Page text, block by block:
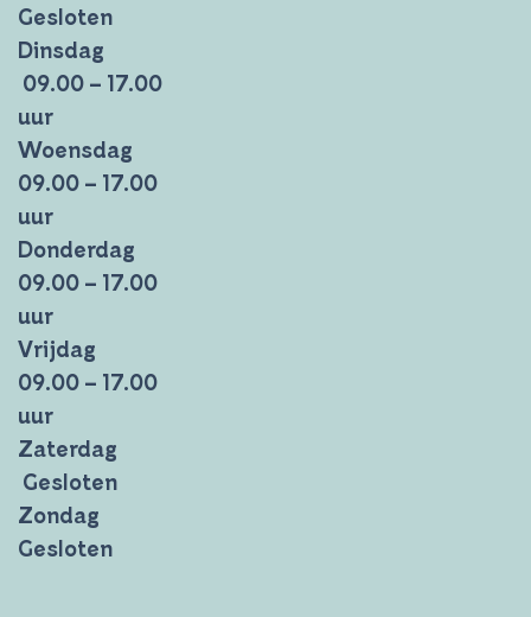
Gesloten
Dinsdag
09.00 – 17.00
uur
Woensdag
09.00 – 17.00
uur
Donderdag
09.00 – 17.00
uur
Vrijdag
09.00 – 17.00
uur
Zaterdag
Gesloten
Zondag
Gesloten